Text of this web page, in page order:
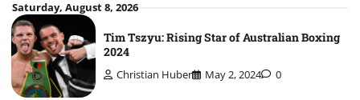
Skip
to
content
Saturday, August 8, 2026
Tim Tszyu: Rising Star of Australian Boxing
2024
Christian Huber May 2, 2024 0